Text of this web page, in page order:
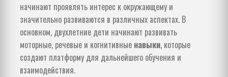
начинают проявлять интерес к окружающему и
значительно развиваются в различных аспектах. В
основном, двухлетние дети начинают развивать
моторные, речевые и когнитивные навыки, которые
создают платформу для дальнейшего обучения и
взаимодействия.